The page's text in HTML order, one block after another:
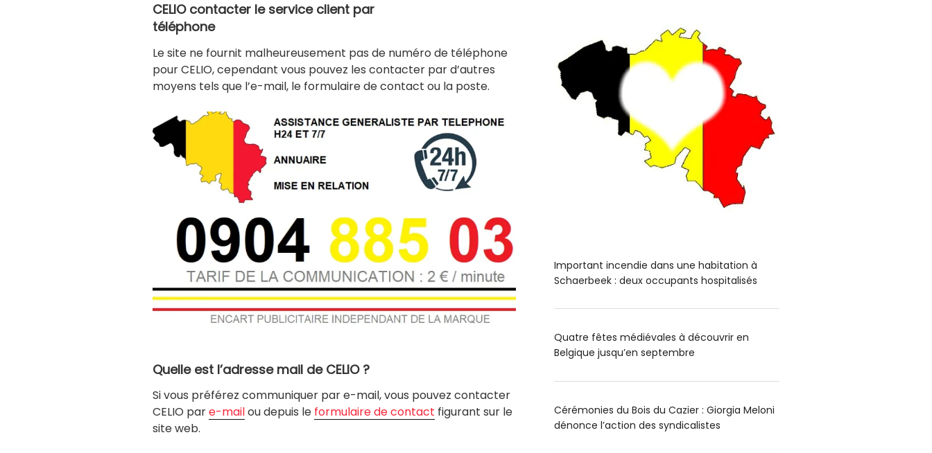
CELIO contacter le service client par
téléphone
Le site ne fournit malheureusement pas de numéro de téléphone
pour CELIO, cependant vous pouvez les contacter par d’autres
moyens tels que l’e-mail, le formulaire de contact ou la poste.
Quelle est l’adresse mail de CELIO ?
Si vous préférez communiquer par e-mail, vous pouvez contacter
CELIO pare-mailou depuis le formulaire de contact figurant sur le
site web.
Important incendie dans une habitation à
Schaerbeek : deux occupants hospitalisés
Quatre fêtes médiévales à découvrir en
Belgique jusqu’en septembre
Cérémonies du Bois du Cazier : Giorgia Meloni
dénonce l’action des syndicalistes